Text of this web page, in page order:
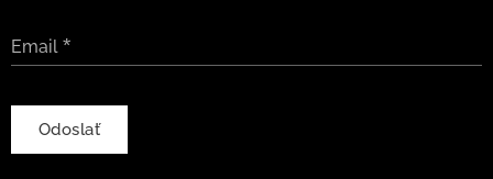
Email
Odoslať